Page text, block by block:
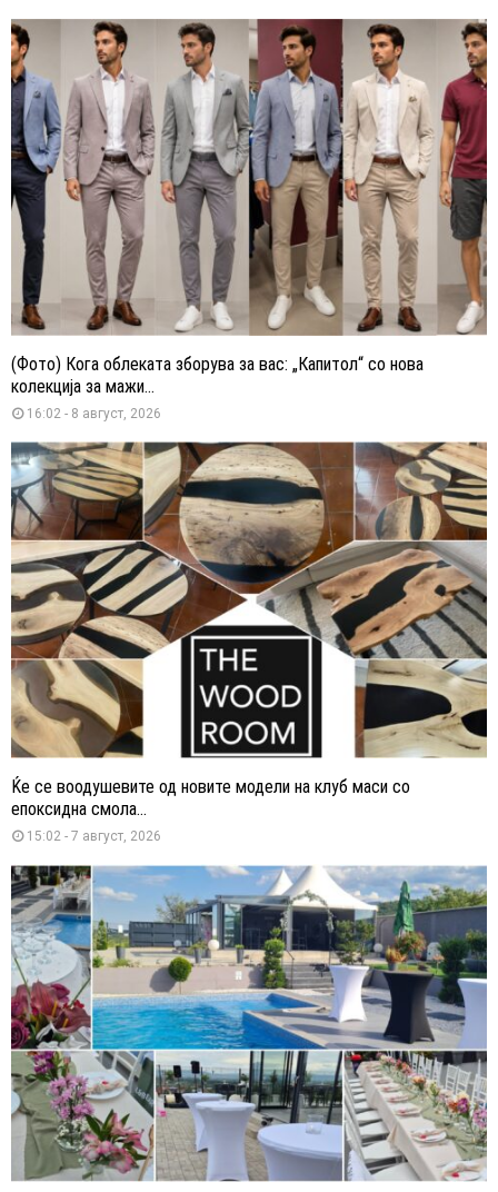
(Фото) Кога облеката зборува за вас: „Капитол“ со нова
колекција за мажи...
16:02 - 8 август, 2026
Ќе се воодушевите од новите модели на клуб маси со
епоксидна смола...
15:02 - 7 август, 2026